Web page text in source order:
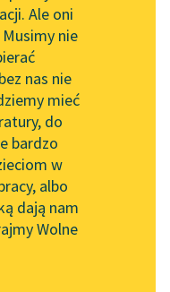
dla piszących i
PMH
Wolnych Lektur
Ale oni
nie
nas nie
mieć
do
bardzo
w
albo
dają nam
Wolne
polski
pokoleń
żadnym
i
warunków,
przy opisie...